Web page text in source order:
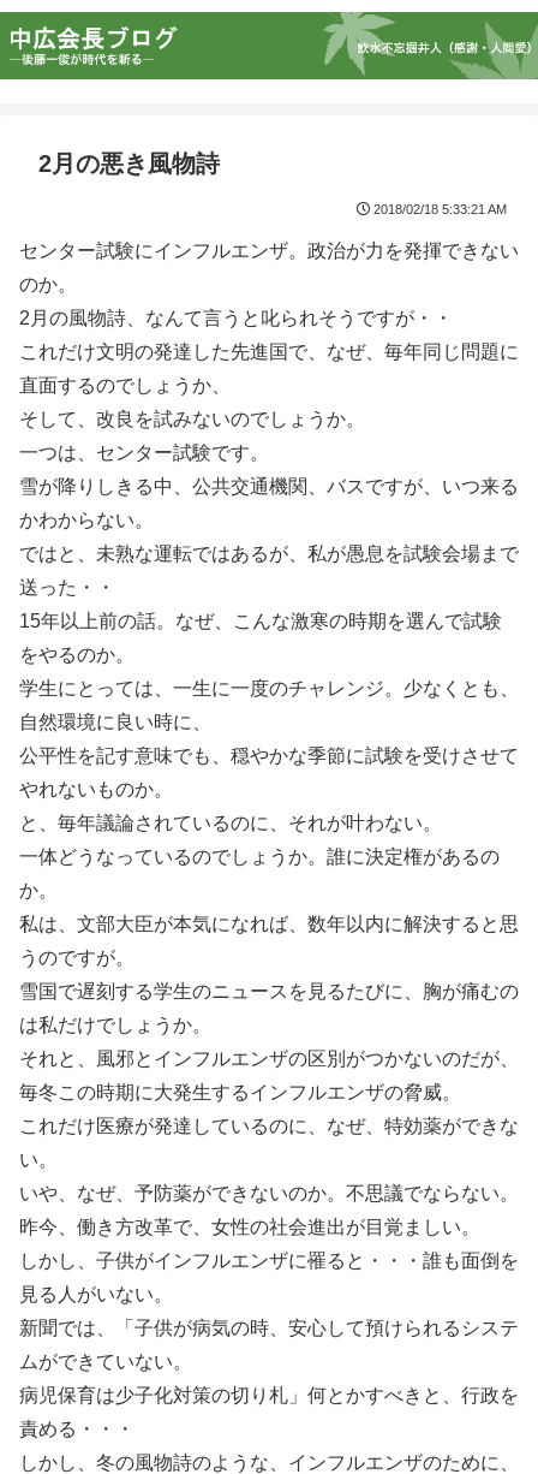
2月の悪き風物詩
2018/02/18 5:33:21 AM
センター試験にインフルエンザ。政治が力を発揮できない
のか。
2月の風物詩、なんて言うと叱られそうですが・・
これだけ文明の発達した先進国で、なぜ、毎年同じ問題に
直面するのでしょうか、
そして、改良を試みないのでしょうか。
一つは、センター試験です。
雪が降りしきる中、公共交通機関、バスですが、いつ来る
かわからない。
ではと、未熟な運転ではあるが、私が愚息を試験会場まで
送った・・
15年以上前の話。なぜ、こんな激寒の時期を選んで試験
をやるのか。
学生にとっては、一生に一度のチャレンジ。少なくとも、
自然環境に良い時に、
公平性を記す意味でも、穏やかな季節に試験を受けさせて
やれないものか。
と、毎年議論されているのに、それが叶わない。
一体どうなっているのでしょうか。誰に決定権があるの
か。
私は、文部大臣が本気になれば、数年以内に解決すると思
うのですが。
雪国で遅刻する学生のニュースを見るたびに、胸が痛むの
は私だけでしょうか。
それと、風邪とインフルエンザの区別がつかないのだが、
毎冬この時期に大発生するインフルエンザの脅威。
これだけ医療が発達しているのに、なぜ、特効薬ができな
い。
いや、なぜ、予防薬ができないのか。不思議でならない。
昨今、働き方改革で、女性の社会進出が目覚ましい。
しかし、子供がインフルエンザに罹ると・・・誰も面倒を
見る人がいない。
新聞では、「子供が病気の時、安心して預けられるシステ
ムができていない。
病児保育は少子化対策の切り札」何とかすべきと、行政を
責める・・・
しかし、冬の風物詩のような、インフルエンザのために、